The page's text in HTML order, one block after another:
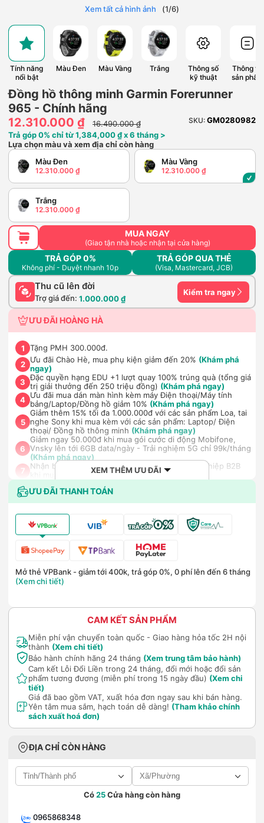
Xem tất cả hình ảnh (1/6)
Tính năng
nổi bật
Màu Đen Màu Vàng Trắng
Thông số
kỹ thuật
Thông tin
sản phẩm
Đồng hồ thông minh Garmin Forerunner
965 - Chính hãng
12.310.000 ₫
16.490.000 ₫ SKU: GM0280982
Trả góp 0% chỉ từ 1,384,000 ₫ x 6 tháng >
Lựa chọn màu và xem địa chỉ còn hàng
Màu Đen
12.310.000 ₫
Màu Vàng
12.310.000 ₫
Trắng
12.310.000 ₫
MUA NGAY
(Giao tận nhà hoặc nhận tại cửa hàng)
TRẢ GÓP 0%
Không phí - Duyệt nhanh 10p
TRẢ GÓP QUA THẺ
(Visa, Mastercard, JCB)
Thu cũ lên đời
Trợ giá đến: 1.000.000 ₫
Kiểm tra ngay
ƯU ĐÃI HOÀNG HÀ
1
Tặng PMH 300.000đ.
2 Ưu đãi Chào Hè, mua phụ kiện giảm đến 20% (Khám phá
ngay)
3 Đặc quyền hạng EDU +1 lượt quay 100% trúng quà (tổng giá
trị giải thưởng đến 250 triệu đồng) (Khám phá ngay)
4 Ưu đãi mua dán màn hình kèm máy Điện thoại/Máy tính
bảng/Laptop/Đồng hồ giảm 10% (Khám phá ngay)
5
Giảm thêm 15% tối đa 1.000.000đ với các sản phẩm Loa, tai
nghe Sony khi mua kèm với các sản phẩm: Laptop/ Điện
thoại/ Đồng hồ thông minh (Khám phá ngay)
6
Giảm ngay 50.000đ khi mua gói cước di động Mobifone,
Vnsky lên tới 6GB data/ngày - Trải nghiệm 5G chỉ 99k/tháng
(Khám phá ngay)
7
Nhận báo giá tốt nhất cho khách hàng doanh nghiệp B2B
khi mua số lượng lớn (Khám phá ngay)
XEM THÊM ƯU ĐÃI
ƯU ĐÃI THANH TOÁN
Mở thẻ VPBank - giảm tới 400k, trả góp 0%, 0 phí lên đến 6 tháng
(Xem chi tiết)
CAM KẾT SẢN PHẨM
Miễn phí vận chuyển toàn quốc - Giao hàng hỏa tốc 2H nội
thành (Xem chi tiết)
Bảo hành chính hãng 24 tháng (Xem trung tâm bảo hành)
Cam kết Lỗi Đổi Liền trong 24 tháng, đổi mới hoặc đổi sản
phẩm tương đương (miễn phí trong 15 ngày đầu) (Xem chi
tiết)
Giá đã bao gồm VAT, xuất hóa đơn ngay sau khi bán hàng.
Yên tâm mua sắm, hạch toán dễ dàng! (Tham khảo chính
sách xuất hoá đơn)
ĐỊA CHỈ CÒN HÀNG
Có25Cửa hàng còn hàng
0965868348